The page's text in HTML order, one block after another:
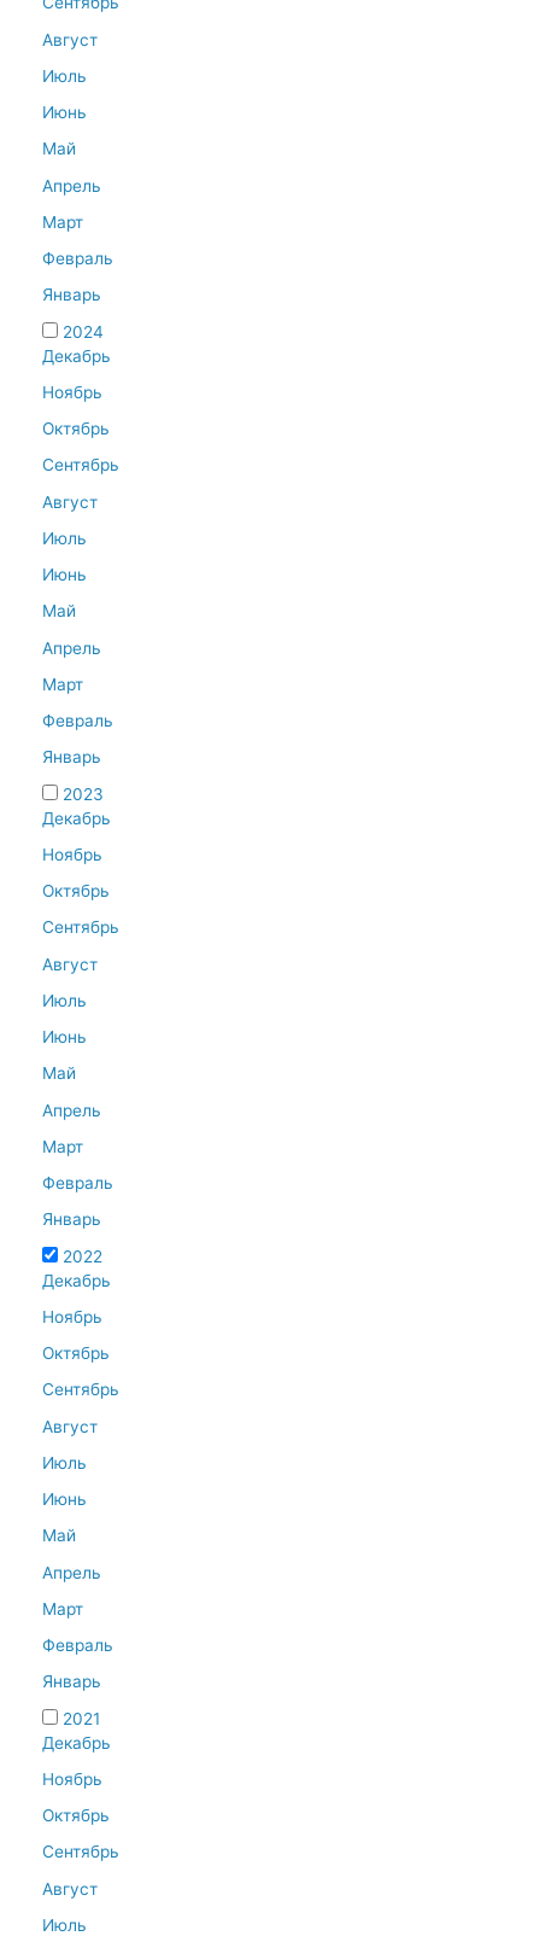
Август
Июль
Июнь
Май
Апрель
Март
Февраль
Январь
2024
Декабрь
Ноябрь
Октябрь
Сентябрь
Август
Июль
Июнь
Май
Апрель
Март
Февраль
Январь
2023
Декабрь
Ноябрь
Октябрь
Сентябрь
Август
Июль
Июнь
Май
Апрель
Март
Февраль
Январь
2022
Декабрь
Ноябрь
Октябрь
Сентябрь
Август
Июль
Июнь
Май
Апрель
Март
Февраль
Январь
2021
Декабрь
Ноябрь
Октябрь
Сентябрь
Август
Июль